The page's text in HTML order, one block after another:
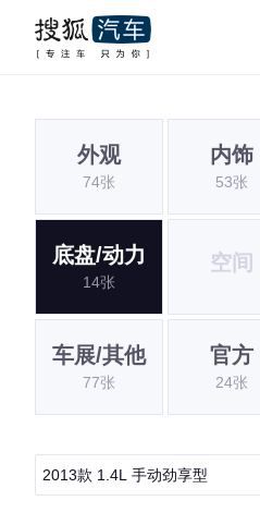
外观
74张
内饰
53张
底盘/动力
14张
空间
车展/其他
77张
官方
24张
2013款 1.4L 手动劲享型